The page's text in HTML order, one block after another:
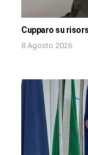
Cupparo su
8 Agosto 2026